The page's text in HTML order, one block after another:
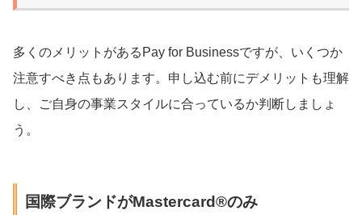
多くのメリットがあるPay for Businessですが、いくつか
注意すべき点もあります。申し込む前にデメリットも理解
し、ご自身の事業スタイルに合っているか判断しましょ
う。
国際ブランドがMastercard®のみ